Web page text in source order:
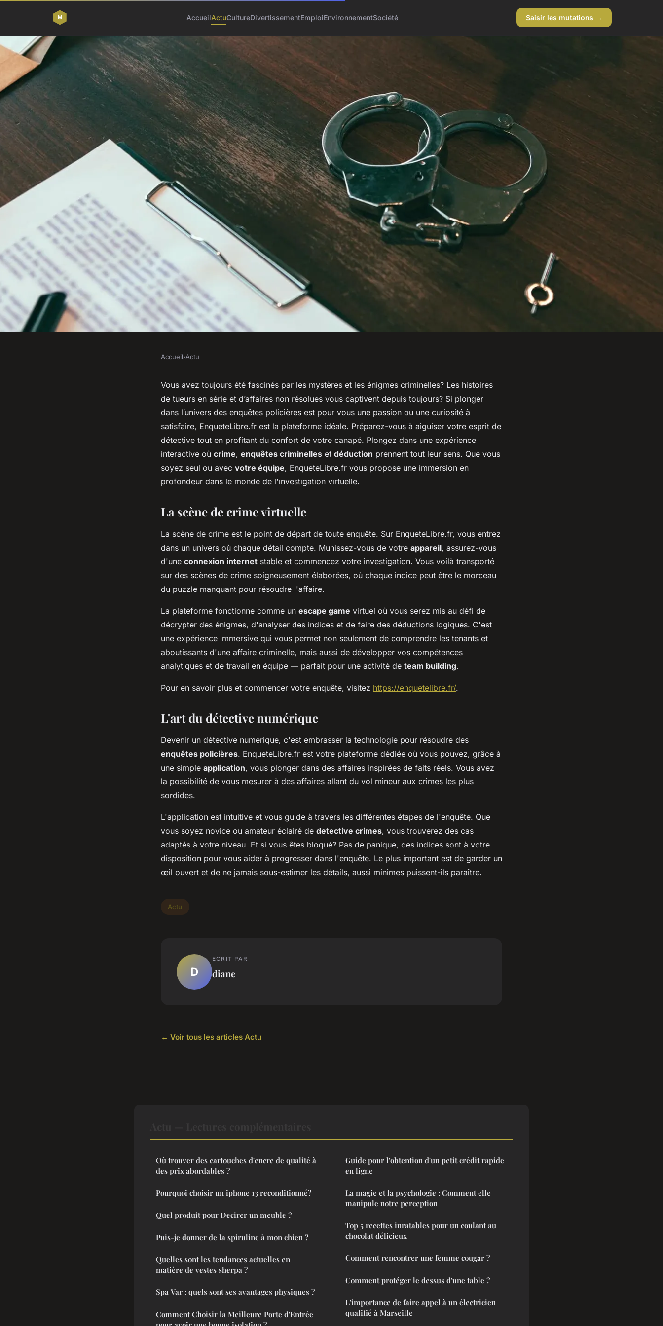
AccueilActuCultureDivertissementEmploiEnvironnementSociété Saisir les mutations →
EnqueteLibre.fr : Des enquêtes
policières virtuelles pour stimuler
votre esprit de détective
Accueil›Actu
Vous avez toujours été fascinés par les mystères et les énigmes criminelles? Les histoires
de tueurs en série et d’affaires non résolues vous captivent depuis toujours? Si plonger
dans l’univers des enquêtes policières est pour vous une passion ou une curiosité à
satisfaire, EnqueteLibre.fr est la plateforme idéale. Préparez-vous à aiguiser votre esprit de
détective tout en profitant du confort de votre canapé. Plongez dans une expérience
interactive où crime, enquêtes criminelles et déduction prennent tout leur sens. Que vous
soyez seul ou avec votre équipe, EnqueteLibre.fr vous propose une immersion en
profondeur dans le monde de l'investigation virtuelle.
La scène de crime virtuelle
La scène de crime est le point de départ de toute enquête. Sur EnqueteLibre.fr, vous entrez
dans un univers où chaque détail compte. Munissez-vous de votre appareil, assurez-vous
d'une connexion internet stable et commencez votre investigation. Vous voilà transporté
sur des scènes de crime soigneusement élaborées, où chaque indice peut être le morceau
du puzzle manquant pour résoudre l'affaire.
La plateforme fonctionne comme un escape game virtuel où vous serez mis au défi de
décrypter des énigmes, d'analyser des indices et de faire des déductions logiques. C'est
une expérience immersive qui vous permet non seulement de comprendre les tenants et
aboutissants d'une affaire criminelle, mais aussi de développer vos compétences
analytiques et de travail en équipe — parfait pour une activité de team building.
Pour en savoir plus et commencer votre enquête, visitez https://enquetelibre.fr/.
L'art du détective numérique
Devenir un détective numérique, c'est embrasser la technologie pour résoudre des
enquêtes policières. EnqueteLibre.fr est votre plateforme dédiée où vous pouvez, grâce à
une simple application, vous plonger dans des affaires inspirées de faits réels. Vous avez
la possibilité de vous mesurer à des affaires allant du vol mineur aux crimes les plus
sordides.
L'application est intuitive et vous guide à travers les différentes étapes de l'enquête. Que
vous soyez novice ou amateur éclairé de detective crimes, vous trouverez des cas
adaptés à votre niveau. Et si vous êtes bloqué? Pas de panique, des indices sont à votre
disposition pour vous aider à progresser dans l'enquête. Le plus important est de garder un
œil ouvert et de ne jamais sous-estimer les détails, aussi minimes puissent-ils paraître.
Actu
D
ECRIT PAR
diane
← Voir tous les articles Actu
Où trouver des cartouches d'encre de qualité à
des prix abordables ?
Pourquoi choisir un iphone 13 reconditionné?
Quel produit pour Decirer un meuble ?
Puis-je donner de la spiruline à mon chien ?
Quelles sont les tendances actuelles en
matière de vestes sherpa ?
Spa Var : quels sont ses avantages physiques ?
Comment Choisir la Meilleure Porte d'Entrée
Guide pour l'obtention d'un petit crédit rapide
en ligne
La magie et la psychologie : Comment elle
manipule notre perception
Top 5 recettes inratables pour un coulant au
chocolat délicieux
Comment rencontrer une femme cougar ?
Comment protéger le dessus d'une table ?
L'importance de faire appel à un électricien
qualifié à Marseille